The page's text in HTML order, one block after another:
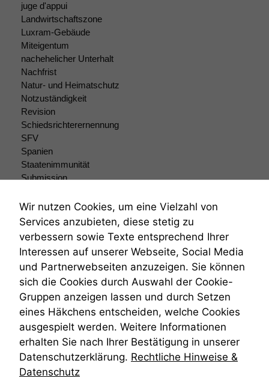
juge d'appui
Landwirtschaftszone
Luxram-Gebäude
Miteigentum
nachehelicher Unterhalt
Nachfrist
Natur- und Heimatschutz
Notzuständigkeit
Revision
Schiedsrichterernennung
SFV
Spanien
Staatenimmunität
Submission
Teilungsklage
Venezuela
VRK
Wiederherstellungsanordnung
Zivilprozessordnung
ZPO
Zustellfiktion
Zuständigkeit
Öffentliches Personalrecht
Öffentlichkeitsprinzip
Wir nutzen Cookies, um eine Vielzahl von
Services anzubieten, diese stetig zu
verbessern sowie Texte entsprechend Ihrer
Interessen auf unserer Webseite, Social Media
und Partnerwebseiten anzuzeigen. Sie können
sich die Cookies durch Auswahl der Cookie-
Gruppen anzeigen lassen und durch Setzen
eines Häkchens entscheiden, welche Cookies
ausgespielt werden. Weitere Informationen
erhalten Sie nach Ihrer Bestätigung in unserer
Datenschutzerklärung. Rechtliche Hinweise &
Datenschutz
Funktionalität
Einige
Funktionen auf
dieser Website
sind optional.
Wenn Sie
diese Option
deaktivieren,
kann die
Website nicht
zu 100%
funktionieren.